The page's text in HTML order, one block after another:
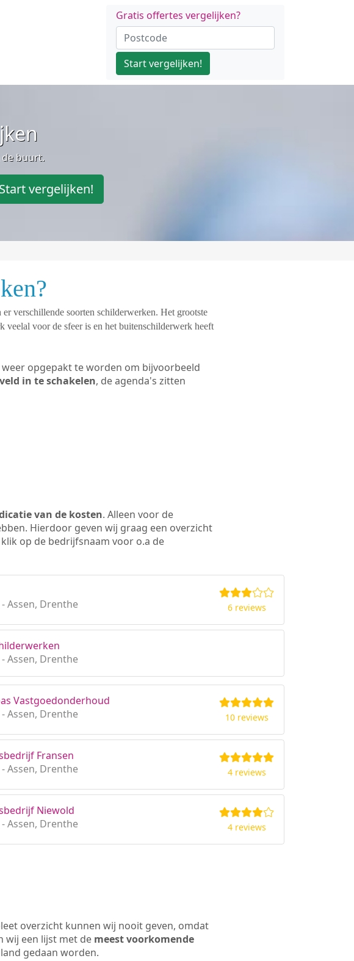
Gratis offertes vergelijken?
Start vergelijken!
de buurt.
Start vergelijken!
verschillende soorten schilderwerken. Het grootste
veelal voor de sfeer is en het buitenschilderwerk heeft
opgepakt te worden om bijvoorbeeld
in te schakelen, de agenda's zitten
van de kosten. Alleen voor de
Hierdoor geven wij graag een overzicht
op de bedrijfsnaam voor o.a de
Assen, Drenthe
6 reviews
Assen, Drenthe
Vastgoedonderhoud
Assen, Drenthe
10 reviews
Fransen
Assen, Drenthe
4 reviews
Niewold
Assen, Drenthe
4 reviews
overzicht kunnen wij nooit geven, omdat
wij een lijst met de meest voorkomende
gedaan worden.